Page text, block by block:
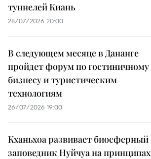
туннелей Киань
28/07/2026 20:00
В следующем месяце в Дананге
пройдет форум по гостиничному
бизнесу и туристическим
технологиям
26/07/2026 19:00
Кханьхоа развивает биосферный
заповедник Нуйчуа на принципах